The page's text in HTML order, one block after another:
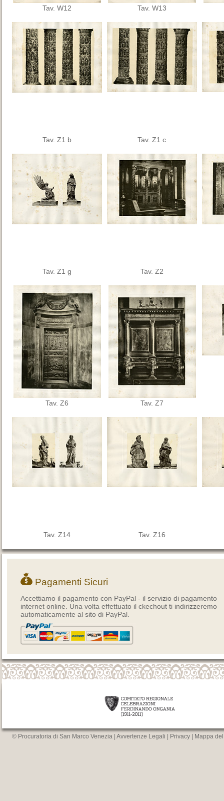
Tav. W12 Tav. W13
Tav. Z1 b Tav. Z1 c
Tav. Z1 g Tav. Z2
Tav. Z6 Tav. Z7
Tav. Z14 Tav. Z16
Pagamenti Sicuri
Accettiamo il pagamento con PayPal - il servizio di pagamento
internet online. Una volta effettuato il ckechout ti indirizzeremo
automaticamente al sito di PayPal.
© Procuratoria di San Marco Venezia | Avvertenze Legali Privacy Mappa